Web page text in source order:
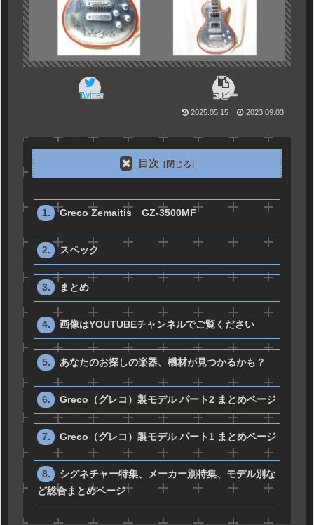
Twitter コピー
2025.05.15 2023.09.03
目次
Greco Zemaitis GZ-3500MF
スペック
まとめ
画像はYOUTUBEチャンネルでご覧ください
あなたのお探しの楽器、機材が見つかるかも？
Greco（グレコ）製モデル パート2 まとめページ
Greco（グレコ）製モデル パート1 まとめページ
シグネチャー特集、メーカー別特集、モデル別な
ど総合まとめページ